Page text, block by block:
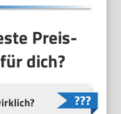
Preis-
dich?